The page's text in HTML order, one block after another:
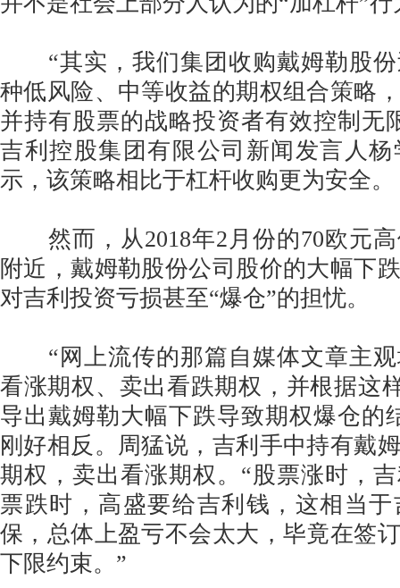
“其实，我们集团收购戴姆勒股份
种低风险、中等收益的期权组合策略
并持有股票的战略投资者有效控制无
吉利控股集团有限公司新闻发言人
示，该策略相比于杠杆收购更为安全。
然而，从2018年2月份的70欧元高
附近，戴姆勒股份公司股价的大幅下
对吉利投资亏损甚至“爆仓”的担忧。
“网上流传的那篇自媒体文章主观
看涨期权、卖出看跌期权，并根据这
导出戴姆勒大幅下跌导致期权爆仓的
刚好相反。周猛说，吉利手中持有戴
期权，卖出看涨期权。“股票涨时，
票跌时，高盛要给吉利钱，这相当
保，总体上盈亏不会太大，毕竟在签
下限约束。”